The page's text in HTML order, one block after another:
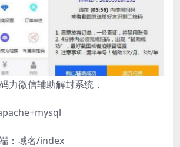
力微信辅助解封系统，
：域名/index